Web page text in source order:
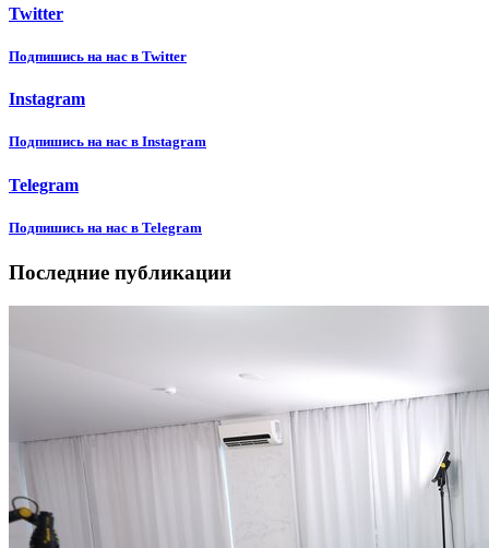
Twitter
Подпишиcь на нас в Twitter
Instagram
Подпишиcь на нас в Instagram
Telegram
Подпишиcь на нас в Telegram
Последние публикации